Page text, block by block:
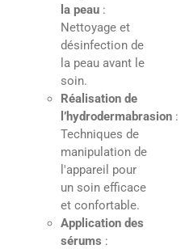
la peau :
Nettoyage et
désinfection de
la peau avant le
soin.
Réalisation de
l’hydrodermabrasion :
Techniques de
manipulation de
l'appareil pour
un soin efficace
et confortable.
Application des
sérums :